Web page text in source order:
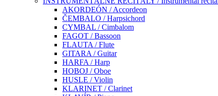
AKORDEÓN / Accordeon
ČEMBALO / Harpsichord
CYMBAL / Cimbalom
FAGOT / Bassoon
FLAUTA / Flute
GITARA / Guitar
HARFA / Harp
HOBOJ / Oboe
HUSLE / Violin
KLARINET / Clarinet